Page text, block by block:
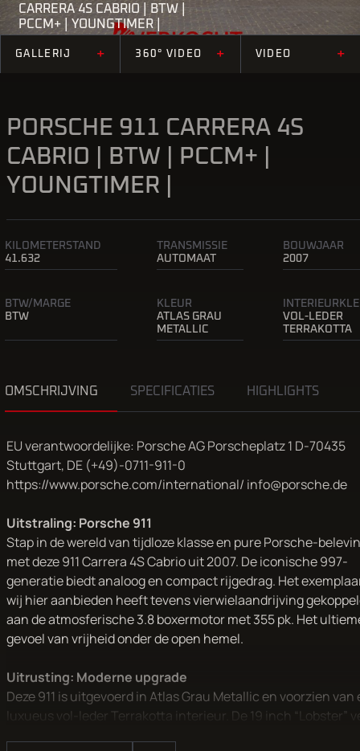
CARRERA 4S CABRIO | BTW |
PCCM+ | YOUNGTIMER |
GALLERIJ + 360° VIDEO + VIDEO +
PORSCHE 911 CARRERA 4S
CABRIO | BTW | PCCM+ |
YOUNGTIMER |
KILOMETERSTAND
41.632
TRANSMISSIE
AUTOMAAT
BOUWJAAR
2007
BTW/MARGE
BTW
KLEUR
ATLAS GRAU
METALLIC
VOL-LEDER
TERRAKOTTA
OMSCHRIJVING SPECIFICATIES HIGHLIGHTS
EU verantwoordelijke: Porsche AG Porscheplatz 1 D-70435
Stuttgart, DE (+49)-0711-911-0
https://www.porsche.com/international/ info@porsche.de
Uitstraling: Porsche 911
Stap in de wereld van tijdloze klasse en pure Porsche-
met deze 911 Carrera 4S Cabrio uit 2007. De iconische 997-
generatie biedt analoog en compact rijgedrag. Het
wij hier aanbieden heeft tevens vierwielaandrijving
aan de atmosferische 3.8 boxermotor met 355 pk. Het
gevoel van vrijheid onder de open hemel.
Uitrusting: Moderne upgrade
Deze 911 is uitgevoerd in Atlas Grau Metallic en voorzien van
luxueus vol-leder Terrakotta interieur. De 19 inch “Lobster”